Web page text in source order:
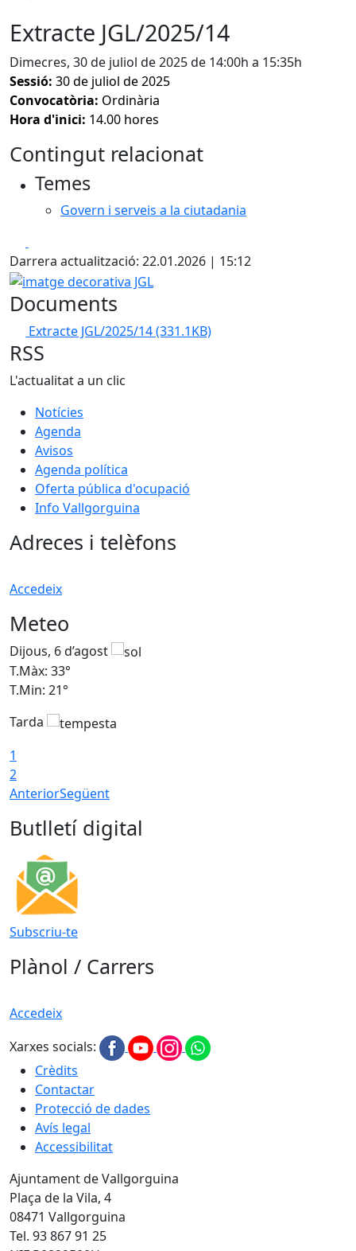
Extracte JGL/2025/14
Dimecres, 30 de juliol de 2025 de 14:00h a 15:35h
Sessió: 30 de juliol de 2025
Convocatòria: Ordinària
Hora d'inici: 14.00 hores
Contingut relacionat
Temes
Govern i serveis a la ciutadania
Darrera actualització: 22.01.2026 | 15:12
imatge decorativa JGL
Documents
Extracte JGL/2025/14(331.1KB)
RSS
L'actualitat a un clic
Notícies
Agenda
Avisos
Agenda política
Oferta pública d'ocupació
Info Vallgorguina
Adreces i telèfons
Accedeix
Meteo
Dijous, 6 d’agost
T.Màx: 33°
T.Min: 21°
Tarda
1
2
AnteriorSegüent
Butlletí digital
Subscriu-te
Plànol / Carrers
Accedeix
Xarxes socials:
Crèdits
Contactar
Protecció de dades
Avís legal
Accessibilitat
Ajuntament de Vallgorguina
Plaça de la Vila, 4
08471 Vallgorguina
Tel. 93 867 91 25